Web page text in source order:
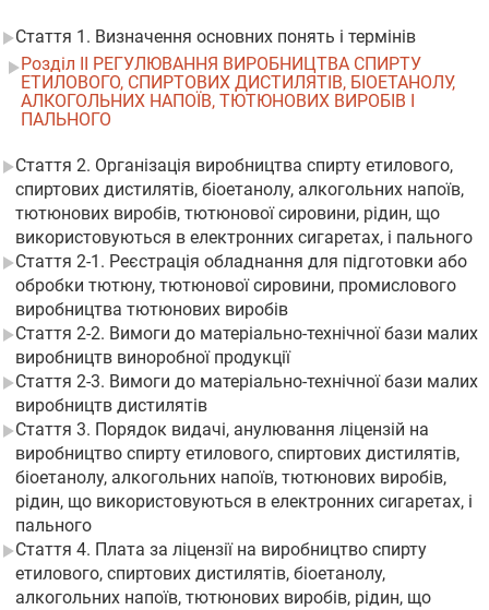
Стаття 1. Визначення основних понять і термінів
Розділ II РЕГУЛЮВАННЯ ВИРОБНИЦТВА СПИРТУ
ЕТИЛОВОГО, СПИРТОВИХ ДИСТИЛЯТІВ, БІОЕТАНОЛУ,
АЛКОГОЛЬНИХ НАПОЇВ, ТЮТЮНОВИХ ВИРОБІВ І
ПАЛЬНОГО
Стаття 2. Організація виробництва спирту етилового,
спиртових дистилятів, біоетанолу, алкогольних напоїв,
тютюнових виробів, тютюнової сировини, рідин, що
використовуються в електронних сигаретах, і пального
Стаття 2-1. Реєстрація обладнання для підготовки або
обробки тютюну, тютюнової сировини, промислового
виробництва тютюнових виробів
Стаття 2-2. Вимоги до матеріально-технічної бази малих
виробництв виноробної продукції
Стаття 2-3. Вимоги до матеріально-технічної бази малих
виробництв дистилятів
Стаття 3. Порядок видачі, анулювання ліцензій на
виробництво спирту етилового, спиртових дистилятів,
біоетанолу, алкогольних напоїв, тютюнових виробів,
рідин, що використовуються в електронних сигаретах, і
пального
Стаття 4. Плата за ліцензії на виробництво спирту
етилового, спиртових дистилятів, біоетанолу,
алкогольних напоїв, тютюнових виробів, рідин, що